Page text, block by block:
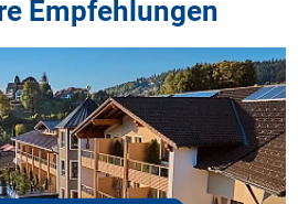
Empfehlungen